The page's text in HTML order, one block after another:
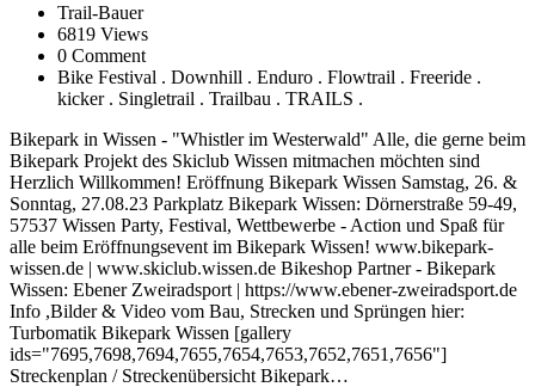
Trail-Bauer
6819 Views
0 Comment
Bike Festival . Downhill . Enduro . Flowtrail . Freeride .
kicker . Singletrail . Trailbau . TRAILS .
Bikepark in Wissen - "Whistler im Westerwald" Alle, die gerne beim
Bikepark Projekt des Skiclub Wissen mitmachen möchten sind
Herzlich Willkommen! Eröffnung Bikepark Wissen Samstag, 26. &
Sonntag, 27.08.23 Parkplatz Bikepark Wissen: Dörnerstraße 59-49,
57537 Wissen Party, Festival, Wettbewerbe - Action und Spaß für
alle beim Eröffnungsevent im Bikepark Wissen! www.bikepark-
wissen.de | www.skiclub.wissen.de Bikeshop Partner - Bikepark
Wissen: Ebener Zweiradsport | https://www.ebener-zweiradsport.de
Info ,Bilder & Video vom Bau, Strecken und Sprüngen hier:
Turbomatik Bikepark Wissen [gallery
ids="7695,7698,7694,7655,7654,7653,7652,7651,7656"]
Streckenplan / Streckenübersicht Bikepark…